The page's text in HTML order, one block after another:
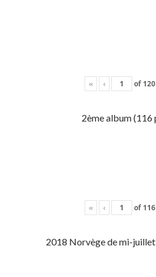
« ‹ of 120
2ème album (116
« ‹ of 116
2018 Norvège de mi-